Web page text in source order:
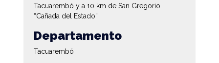
Tacuarembó y a 10 km de San Gregorio.
“Cañada del Estado”
Departamento
Tacuarembó